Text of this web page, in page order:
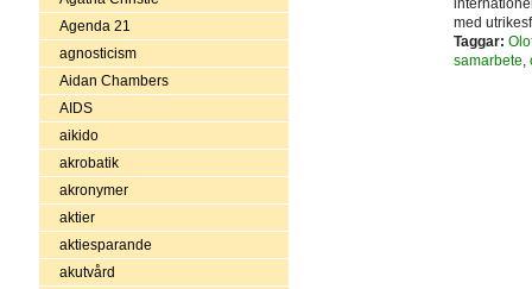
Agenda 21
agnosticism
Aidan Chambers
AIDS
aikido
akrobatik
akronymer
aktier
aktiesparande
akutvård
med
Taggar:
samarbete,